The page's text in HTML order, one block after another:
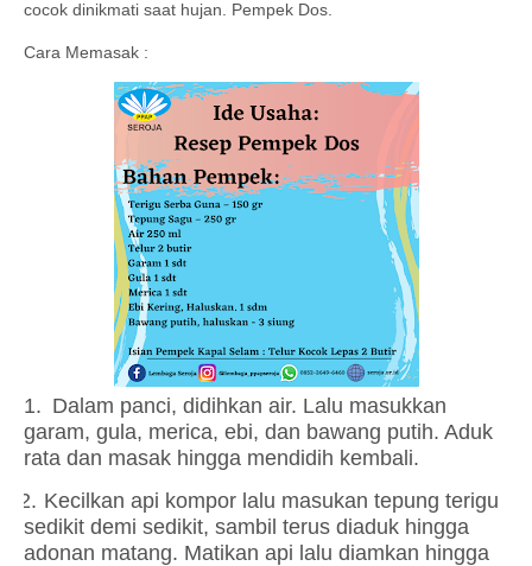
cocok dinikmati saat hujan. Pempek Dos.
Cara Memasak :
1. Dalam panci, didihkan air. Lalu masukkan
garam, gula, merica, ebi, dan bawang putih. Aduk
rata dan masak hingga mendidih kembali.
Kecilkan api kompor lalu masukan tepung terigu
sedikit demi sedikit, sambil terus diaduk hingga
adonan matang. Matikan api lalu diamkan hingga